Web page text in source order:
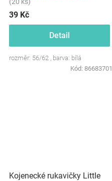
39 Kč
Detail
rozměr: 56/62 , barva: bílá
Kód: 86683701
Kojenecké rukavičky Little